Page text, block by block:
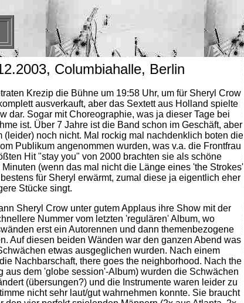
Columbiahalle, Berlin
Krezip die Bühne um 19:58 Uhr, um für Sheryl Crow
ausverkauft, aber das Sextett aus Holland spielte
dar. Sogar mit Choreographie, was ja dieser Tage bei
ist. Über 7 Jahre ist die Band schon im Geschäft, aber
noch nicht. Mal rockig mal nachdenklich boten die
Publikum angenommen wurden, was v.a. die Frontfrau
Hit "stay you" von 2000 brachten sie als schöne
(wenn das mal nicht die Länge eines 'the Strokes'
für Sheryl erwärmt, zumal diese ja eigentlich eher
Stücke singt.
Sheryl Crow unter gutem Applaus ihre Show mit der
Nummer vom letzten 'regulären' Album, wo
erst ein Autorennen und dann themenbezogene
Auf diesen beiden Wänden war den ganzen Abend was
etwas ausgeglichen wurden. Nach einem
Nachbarschaft, there goes the neighborhood. Nach the
aus dem 'globe session'-Album) wurden die Schwächen
(übersungen?) und die Instrumente waren leider zu
nicht sehr laut/gut wahrnehmen konnte. Sie braucht